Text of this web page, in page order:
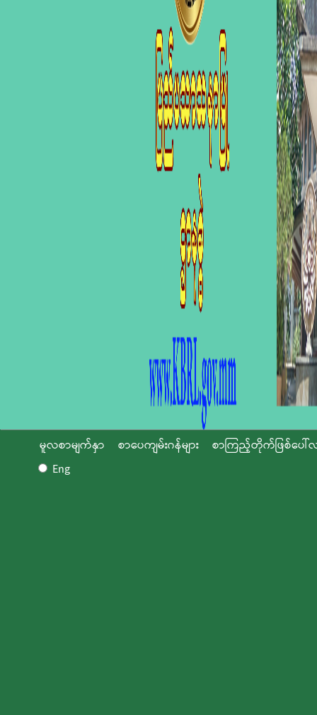
မူလစာမျက်နှာ စာပေကျမ်းဂန်များ
စာကြည့်တိုက်ဖြစ်ပေါ်
Eng